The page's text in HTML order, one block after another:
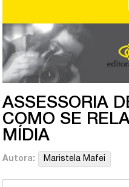
ASSESSORIA
COMO SE
MÍDIA
Autora: Maristela Mafei